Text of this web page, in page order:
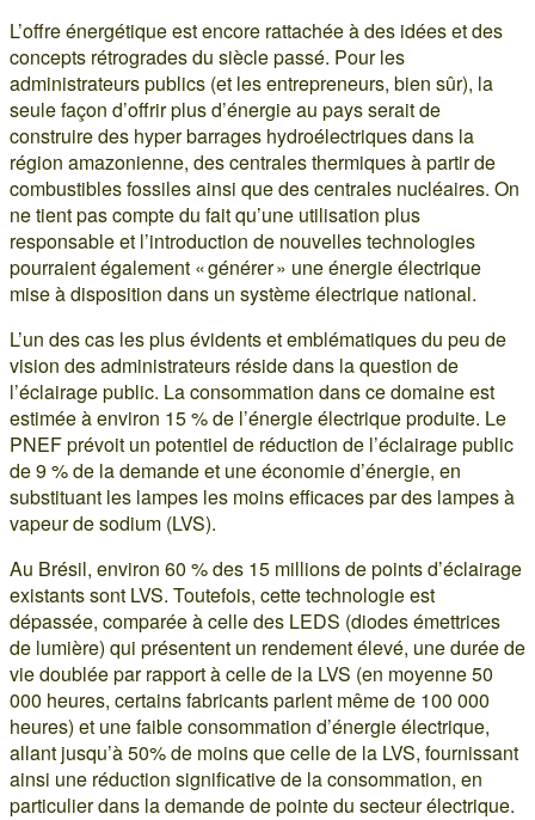
L’offre énergétique est encore rattachée à des idées et des
concepts rétrogrades du siècle passé. Pour les
administrateurs publics (et les entrepreneurs, bien sûr), la
seule façon d’offrir plus d’énergie au pays serait de
construire des hyper barrages hydroélectriques dans la
région amazonienne, des centrales thermiques à partir de
combustibles fossiles ainsi que des centrales nucléaires. On
ne tient pas compte du fait qu’une utilisation plus
responsable et l’introduction de nouvelles technologies
pourraient également « générer » une énergie électrique
mise à disposition dans un système électrique national.
L’un des cas les plus évidents et emblématiques du peu de
vision des administrateurs réside dans la question de
l’éclairage public. La consommation dans ce domaine est
estimée à environ 15 % de l’énergie électrique produite. Le
PNEF prévoit un potentiel de réduction de l’éclairage public
de 9 % de la demande et une économie d’énergie, en
substituant les lampes les moins efficaces par des lampes à
vapeur de sodium (LVS).
Au Brésil, environ 60 % des 15 millions de points d’éclairage
existants sont LVS. Toutefois, cette technologie est
dépassée, comparée à celle des LEDS (diodes émettrices
de lumière) qui présentent un rendement élevé, une durée de
vie doublée par rapport à celle de la LVS (en moyenne 50
000 heures, certains fabricants parlent même de 100 000
heures) et une faible consommation d’énergie électrique,
allant jusqu’à 50% de moins que celle de la LVS, fournissant
ainsi une réduction significative de la consommation, en
particulier dans la demande de pointe du secteur électrique.